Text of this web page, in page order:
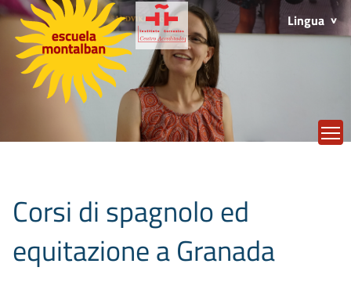
Lingua
Corsi di spagnolo ed
equitazione a Granada